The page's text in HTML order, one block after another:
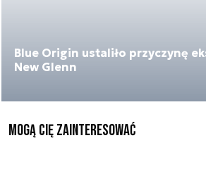
Blue Origin ustaliło przyczynę
New Glenn
Mogą Cię zainteresować